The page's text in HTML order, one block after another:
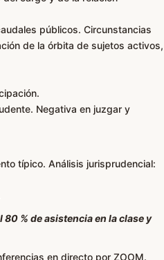
públicos. Circunstancias
de la órbita de sujetos activos,
Negativa en juzgar y
típico. Análisis jurisprudencial:
% de asistencia en la clase y
en directo por ZOOM.